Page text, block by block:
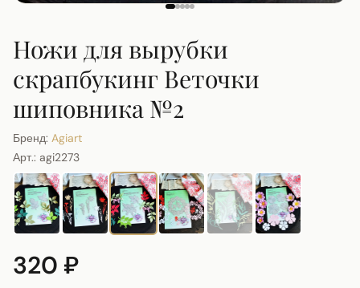
Ножи для вырубки
скрапбукинг Веточки
шиповника №2
Бренд: Agiart
Арт.: agi2273
320 ₽